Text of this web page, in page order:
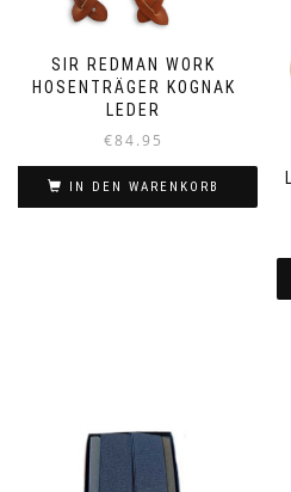
SIR REDMAN WORK
HOSENTRÄGER KOGNAK
LEDER
€84.95
IN DEN WARENKORB